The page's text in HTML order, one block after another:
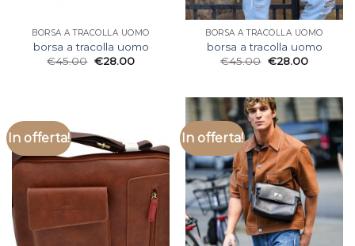
BORSA A TRACOLLA UOMO
borsa a tracolla uomo
€45.00 €28.00
BORSA A TRACOLLA UOMO
borsa a tracolla uomo
€45.00 €28.00
In offerta! In offerta!